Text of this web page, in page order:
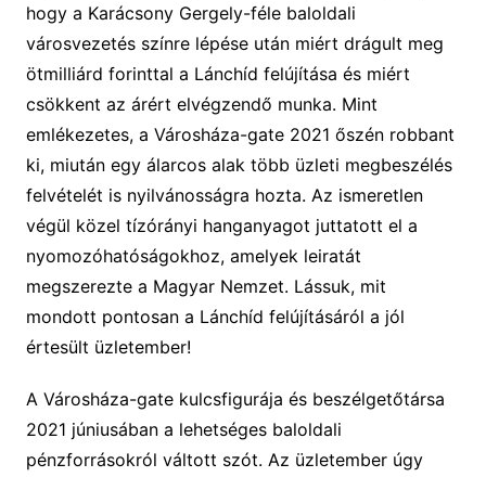
hogy a Karácsony Gergely-féle baloldali
városvezetés színre lépése után miért drágult meg
ötmilliárd forinttal a Lánchíd felújítása és miért
csökkent az árért elvégzendő munka. Mint
emlékezetes, a Városháza-gate 2021 őszén robbant
ki, miután egy álarcos alak több üzleti megbeszélés
felvételét is nyilvánosságra hozta. Az ismeretlen
végül közel tízórányi hanganyagot juttatott el a
nyomozóhatóságokhoz, amelyek leiratát
megszerezte a Magyar Nemzet. Lássuk, mit
mondott pontosan a Lánchíd felújításáról a jól
értesült üzletember!
A Városháza-gate kulcsfigurája és beszélgetőtársa
2021 júniusában a lehetséges baloldali
pénzforrásokról váltott szót. Az üzletember úgy